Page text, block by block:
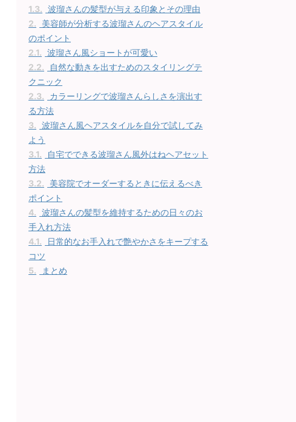
1.3. 波瑠さんの髪型が与える印象とその理由
2.
美容師が分析する波瑠さんのヘアスタイル
のポイント
2.1. 波瑠さん風ショートが可愛い
2.2.
自然な動きを出すためのスタイリングテ
クニック
2.3.
カラーリングで波瑠さんらしさを演出す
る方法
3. 波瑠さん風ヘアスタイルを自分で試してみ
よう
3.1.
自宅でできる波瑠さん風外はねヘアセット
方法
3.2.
美容院でオーダーするときに伝えるべき
ポイント
4. 波瑠さんの髪型を維持するための日々のお
手入れ方法
4.1.
日常的なお手入れで艶やかさをキープする
コツ
5.
まとめ